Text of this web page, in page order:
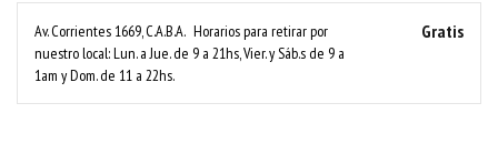
Av. Corrientes 1669, C.A.B.A. Horarios para retirar por
nuestro local: Lun. a Jue. de 9 a 21hs, Vier. y Sáb.s de 9 a
1am y Dom. de 11 a 22hs.
Gratis